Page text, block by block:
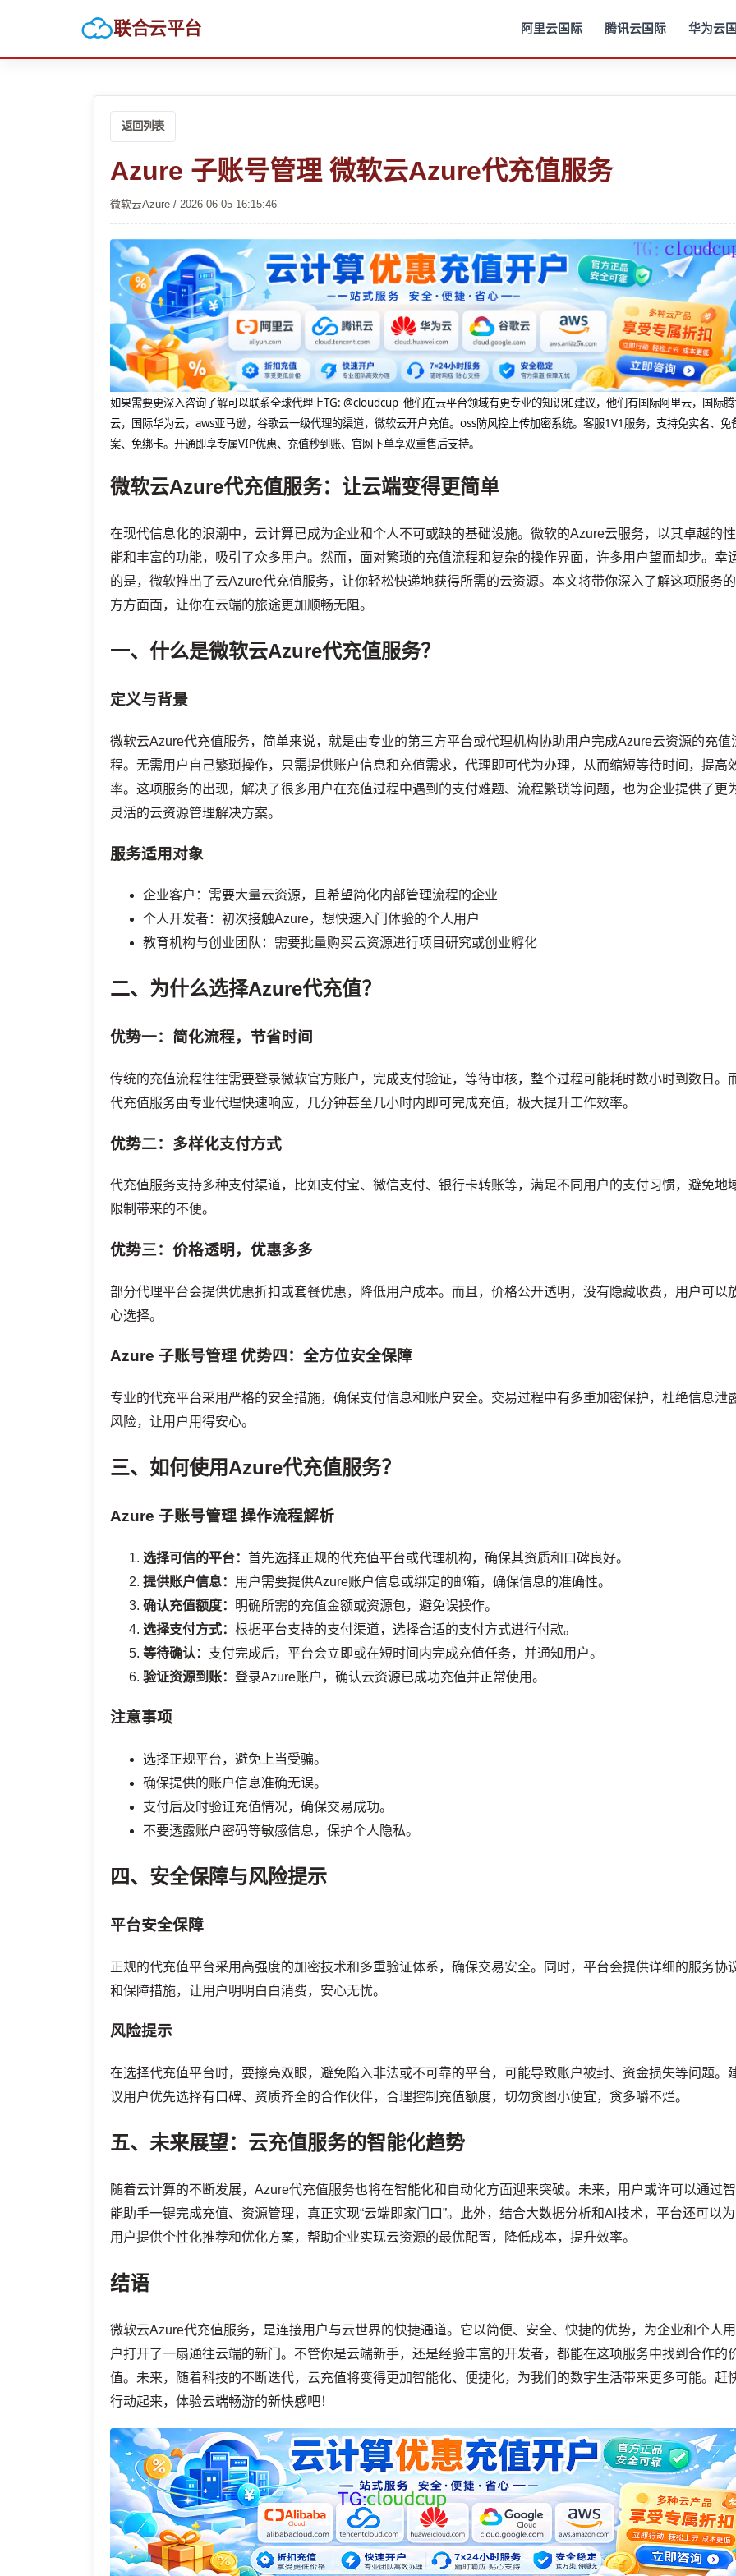
联合云平台 阿里云国际 腾讯云国际 华为云
返回列表
Azure 子账号管理 微软云Azure代充值服务
微软云Azure / 2026-06-05 16:15:46
如果需要更深入咨询了解可以联系全球代理上TG: @cloudcup 他们在云平台领域有更专业的知识和建议，他们有国际阿里云，国际
云，国际华为云，aws亚马逊，谷歌云一级代理的渠道，微软云开户充值。oss防风控上传加密系统。客服1V1服务，支持免实名、免
案、免绑卡。开通即享专属VIP优惠、充值秒到账、官网下单享双重售后支持。
微软云Azure代充值服务：让云端变得更简单
在现代信息化的浪潮中，云计算已成为企业和个人不可或缺的基础设施。微软的Azure云服务，以其卓越的性
能和丰富的功能，吸引了众多用户。然而，面对繁琐的充值流程和复杂的操作界面，许多用户望而却步。幸
的是，微软推出了云Azure代充值服务，让你轻松快递地获得所需的云资源。本文将带你深入了解这项服务的
方方面面，让你在云端的旅途更加顺畅无阻。
一、什么是微软云Azure代充值服务？
定义与背景
微软云Azure代充值服务，简单来说，就是由专业的第三方平台或代理机构协助用户完成Azure云资源的充值
程。无需用户自己繁琐操作，只需提供账户信息和充值需求，代理即可代为办理，从而缩短等待时间，提高
率。这项服务的出现，解决了很多用户在充值过程中遇到的支付难题、流程繁琐等问题，也为企业提供了更
灵活的云资源管理解决方案。
服务适用对象
企业客户：需要大量云资源，且希望简化内部管理流程的企业
个人开发者：初次接触Azure，想快速入门体验的个人用户
教育机构与创业团队：需要批量购买云资源进行项目研究或创业孵化
二、为什么选择Azure代充值？
优势一：简化流程，节省时间
传统的充值流程往往需要登录微软官方账户，完成支付验证，等待审核，整个过程可能耗时数小时到数日。
代充值服务由专业代理快速响应，几分钟甚至几小时内即可完成充值，极大提升工作效率。
优势二：多样化支付方式
代充值服务支持多种支付渠道，比如支付宝、微信支付、银行卡转账等，满足不同用户的支付习惯，避免地
限制带来的不便。
优势三：价格透明，优惠多多
部分代理平台会提供优惠折扣或套餐优惠，降低用户成本。而且，价格公开透明，没有隐藏收费，用户可以
心选择。
Azure 子账号管理 优势四：全方位安全保障
专业的代充平台采用严格的安全措施，确保支付信息和账户安全。交易过程中有多重加密保护，杜绝信息泄
风险，让用户用得安心。
三、如何使用Azure代充值服务？
Azure 子账号管理 操作流程解析
选择可信的平台：首先选择正规的代充值平台或代理机构，确保其资质和口碑良好。
提供账户信息： 用户需要提供Azure账户信息或绑定的邮箱，确保信息的准确性。
确认充值额度： 明确所需的充值金额或资源包，避免误操作。
选择支付方式：根据平台支持的支付渠道，选择合适的支付方式进行付款。
等待确认： 支付完成后，平台会立即或在短时间内完成充值任务，并通知用户。
验证资源到账：登录Azure账户，确认云资源已成功充值并正常使用。
注意事项
选择正规平台，避免上当受骗。
确保提供的账户信息准确无误。
支付后及时验证充值情况，确保交易成功。
不要透露账户密码等敏感信息，保护个人隐私。
四、安全保障与风险提示
平台安全保障
正规的代充值平台采用高强度的加密技术和多重验证体系，确保交易安全。同时，平台会提供详细的服务协
和保障措施，让用户明明白白消费，安心无忧。
风险提示
在选择代充值平台时，要擦亮双眼，避免陷入非法或不可靠的平台，可能导致账户被封、资金损失等问题。
议用户优先选择有口碑、资质齐全的合作伙伴，合理控制充值额度，切勿贪图小便宜，贪多嚼不烂。
五、未来展望：云充值服务的智能化趋势
随着云计算的不断发展，Azure代充值服务也将在智能化和自动化方面迎来突破。未来，用户或许可以通过智
能助手一键完成充值、资源管理，真正实现“云端即家门口”。此外，结合大数据分析和AI技术，平台还可以为
用户提供个性化推荐和优化方案，帮助企业实现云资源的最优配置，降低成本，提升效率。
结语
微软云Azure代充值服务，是连接用户与云世界的快捷通道。它以简便、安全、快捷的优势，为企业和个人用
户打开了一扇通往云端的新门。不管你是云端新手，还是经验丰富的开发者，都能在这项服务中找到合作的
值。未来，随着科技的不断迭代，云充值将变得更加智能化、便捷化，为我们的数字生活带来更多可能。赶
行动起来，体验云端畅游的新快感吧！